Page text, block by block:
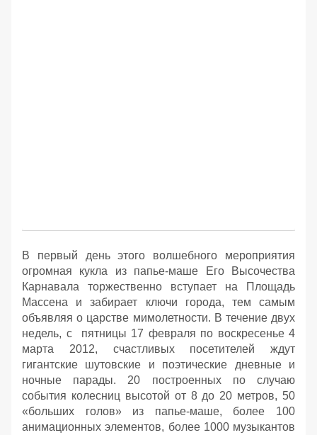
В первый день этого волшебного мероприятия
огромная кукла из папье-маше Его Высочества
Карнавала торжественно вступает на Площадь
Массена и забирает ключи города, тем самым
объявляя о царстве мимолетности. В течение двух
недель, с пятницы 17 февраля по воскресенье 4
марта 2012, счастливых посетителей ждут
гигантские шутовские и поэтические дневные и
ночные парады. 20 построенных по случаю
события колесниц высотой от 8 до 20 метров, 50
«больших голов» из папье-маше, более 100
анимационных элементов, более 1000 музыкантов